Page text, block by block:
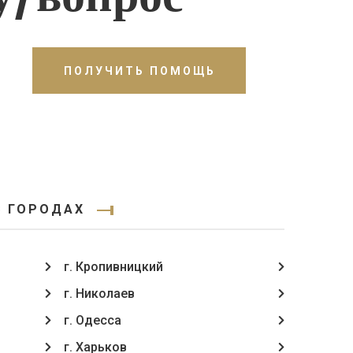
ПОЛУЧИТЬ ПОМОЩЬ
ГОРОДАХ
г. Кропивницкий
г. Николаев
г. Одесса
г. Харьков